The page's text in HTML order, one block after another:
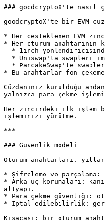
### goodcryptoX'te nasıl
goodcryptoX'te bir EVM
* Her desteklenen EVM
* Her oturum
* Bu anahtarlar fon
Cüzdanınız kurulduğu
yalnızca para çekme
Her zincirdeki ilk işlem
işleminizi yürütme.
***
### Güvenlik modeli
Oturum anahtarları,
* Şifreleme ve
* Arka uç korumaları:
altyapı.
* Para çekme güvenliği:
* İptal edilebilirlik:
Kısacası: bir oturum